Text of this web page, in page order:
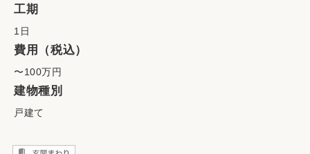
工期
1日
費用（税込）
〜100万円
建物種別
戸建て